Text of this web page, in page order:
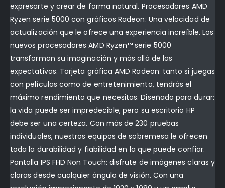
expresarte y crear de forma natural. Procesadores AMD
Ryzen serie 5000 con gráficos Radeon: Una velocidad de
actualización que le ofrece una experiencia increíble. Los
nuevos procesadores AMD Ryzen™ serie 5000
transforman su imaginación y más allá de las
expectativas. Tarjeta gráfica AMD Radeon: tanto si juegas
con películas como de entretenimiento, tendrás el
máximo rendimiento que necesitas. Diseñado para durar:
la vida puede ser impredecible, pero su escritorio HP
debe ser una certeza. Con más de 230 pruebas
individuales, nuestros equipos de sobremesa le ofrecen
toda la durabilidad y fiabilidad en la que puede confiar.
Pantalla IPS FHD Non Touch: disfrute de imágenes claras y
claras desde cualquier ángulo de visión. Con una